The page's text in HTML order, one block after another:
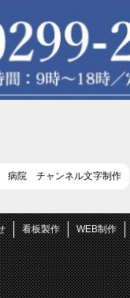
院 チャンネル文字制作
看板製作 WEB制作